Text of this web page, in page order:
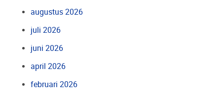
augustus 2026
juli 2026
juni 2026
april 2026
februari 2026